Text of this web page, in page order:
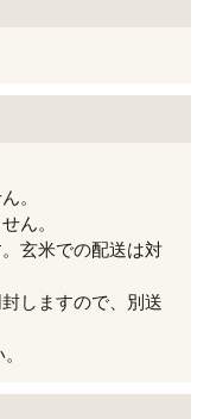
。
ん。
玄米での配送は対
しますので、別送